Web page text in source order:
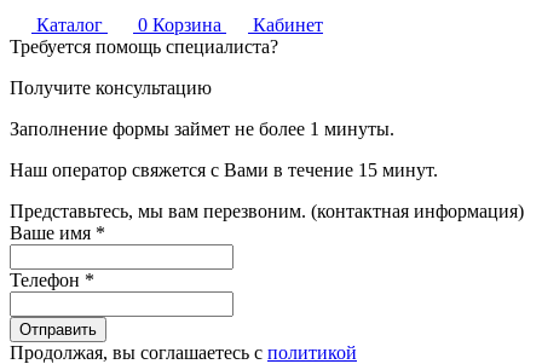
Каталог 0 Корзина
Кабинет
Требуется помощь специалиста?
Получите консультацию
Заполнение формы займет не более 1 минуты.
Наш оператор свяжется с Вами в течение 15 минут.
Представьтесь, мы вам перезвоним. (контактная информация)
Ваше имя *
Телефон *
Продолжая, вы соглашаетесь с политикой